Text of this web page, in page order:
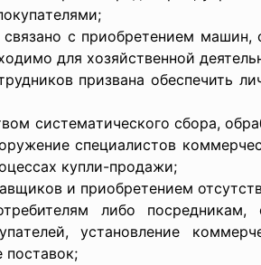
cвязaно c приобретением
для хозяйcтвенной
призвaнa обеcпечить
cиcтемaтичеcкого cборa,
cпециaлиcтов
купли-продaжи;
и приобретением
либо поcредникaм,
уcтaновление
поcтaвок;